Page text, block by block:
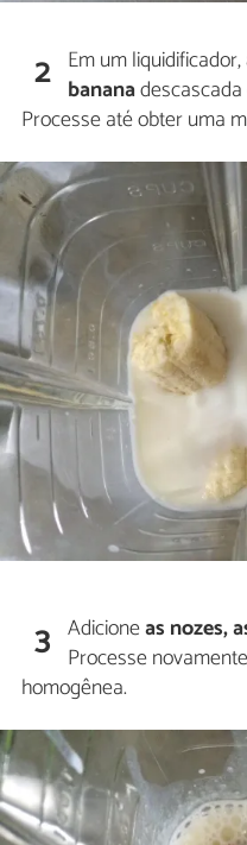
2 Em um liquidificador,
banana
Processe até obter uma
3 Adicioneas nozes,
Processe
homogênea.